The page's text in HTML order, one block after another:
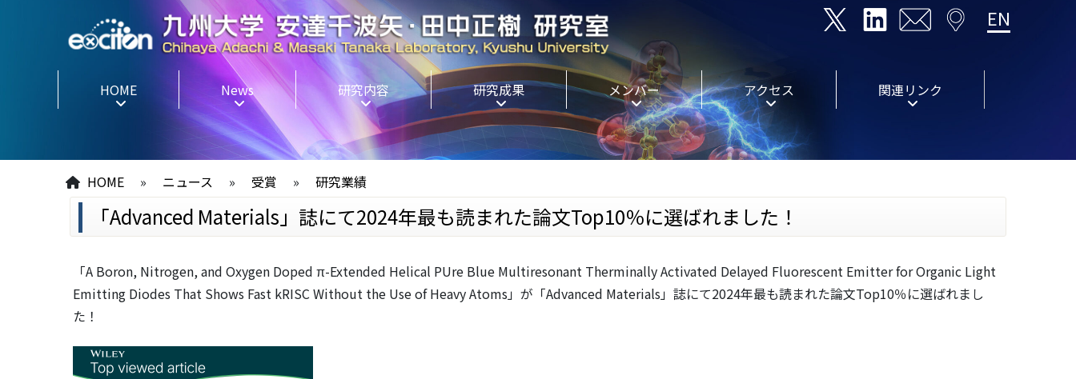
EN
HOME News 研究内容 研究成果 メンバー アクセス 関連リンク
HOME » ニュース » 受賞 » 研究業績
「Advanced Materials」誌にて2024年最も読まれた論文Top10％に選ばれました！
「A Boron, Nitrogen, and Oxygen Doped π-Extended Helical PUre Blue Multiresonant Therminally Activated Delayed Fluorescent Emitter for Organic Light
Emitting Diodes That Shows Fast kRISC Without the Use of Heavy Atoms」が「Advanced Materials」誌にて2024年最も読まれた論文Top10％に選ばれまし
た！